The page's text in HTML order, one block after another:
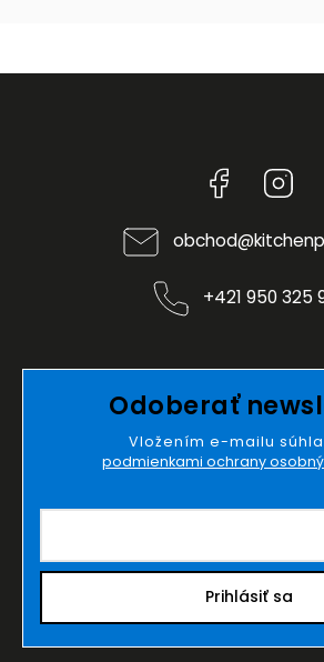
Facebook
obchod@
+421 950 325
Odoberať
Vložením e-mailu
podmienkami ochrany
Prihlásiť sa